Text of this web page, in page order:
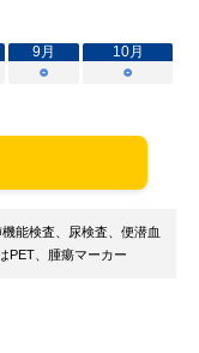
9月 10月
○ ○
能検査、尿検査、便潜血
PET、腫瘍マーカー